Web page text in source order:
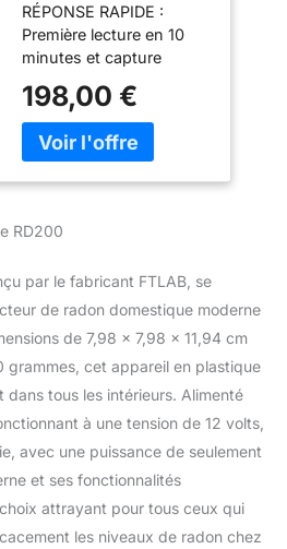
Domestique,
Capture Rapide des
Niveaux Fluctuants,
Surveillance
Continue en Temps
Réel à Court et
Long Terme avec
Graphiques de
RÉPONSE RAPIDE :
Première lecture en 10
minutes et capture
niveaux de radon en
constante fluctuation
SENSIBILITÉ DU
coups par heure et par
cube, comptage du
radon avec la
technologie brevetée de
chambre d’ionisation
TABLEAU DE TENDANCE
DU RADON EN VUE
INTELLIGENTE : Vue
intelligente de la
long terme avec des
données moyennes
198,00 €
RD200
par le fabricant FTLAB, se
de radon domestique moderne
de 7,98 x 7,98 x 11,94 cm
grammes, cet appareil en plastique
dans tous les intérieurs. Alimenté
à une tension de 12 volts,
avec une puissance de seulement
et ses fonctionnalités
attrayant pour tous ceux qui
les niveaux de radon chez